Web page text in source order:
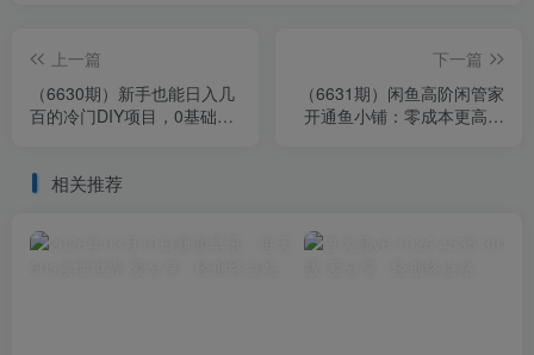
上一篇
（6630期）新手也能日入几
百的冷门DIY项目，0基础全
下一篇
（6631期）闲鱼高阶闲管家
开通鱼小铺：零成本更高效
相关推荐